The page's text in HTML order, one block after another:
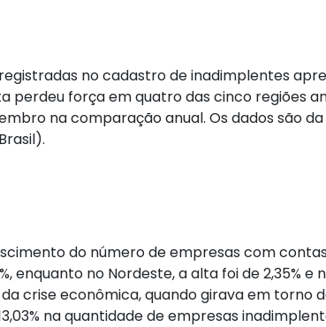
no cadastro de inadimplentes
perdeu força em quatro das cinco regiões
na comparação anual. Os dados são
do número de empresas com
enquanto no Nordeste, a alta foi de 2,35% e
crise econômica, quando girava em torno
na quantidade de empresas